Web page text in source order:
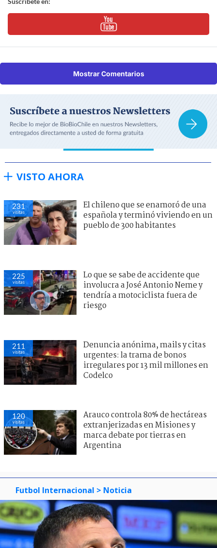
Mostrar Comentarios
VISTO AHORA
231
visitas
El chileno que se enamoró de una
española y terminó viviendo en un
pueblo de 300 habitantes
225
visitas
Lo que se sabe de accidente que
involucra a José Antonio Neme y
tendría a motociclista fuera de
riesgo
211
visitas
Denuncia anónima, mails y citas
urgentes: la trama de bonos
irregulares por 13 mil millones en
Codelco
120
visitas
Arauco controla 80% de hectáreas
extranjerizadas en Misiones y
marca debate por tierras en
Argentina
Futbol Internacional > Noticia